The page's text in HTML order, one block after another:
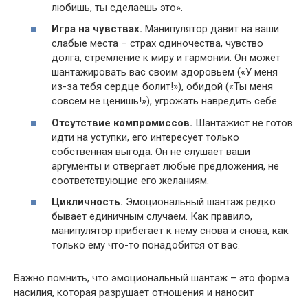
любишь, ты сделаешь это».​
Игра на чувствах.​ Манипулятор давит на ваши
слабые места – страх одиночества, чувство
долга, стремление к миру и гармонии.​ Он может
шантажировать вас своим здоровьем («У меня
из-за тебя сердце болит!»), обидой («Ты меня
совсем не ценишь!​»), угрожать навредить себе.​
Отсутствие компромиссов.​ Шантажист не готов
идти на уступки, его интересует только
собственная выгода.​ Он не слушает ваши
аргументы и отвергает любые предложения, не
соответствующие его желаниям.
Цикличность.​ Эмоциональный шантаж редко
бывает единичным случаем.​ Как правило,
манипулятор прибегает к нему снова и снова, как
только ему что-то понадобится от вас.​
Важно помнить, что эмоциональный шантаж – это форма
насилия, которая разрушает отношения и наносит